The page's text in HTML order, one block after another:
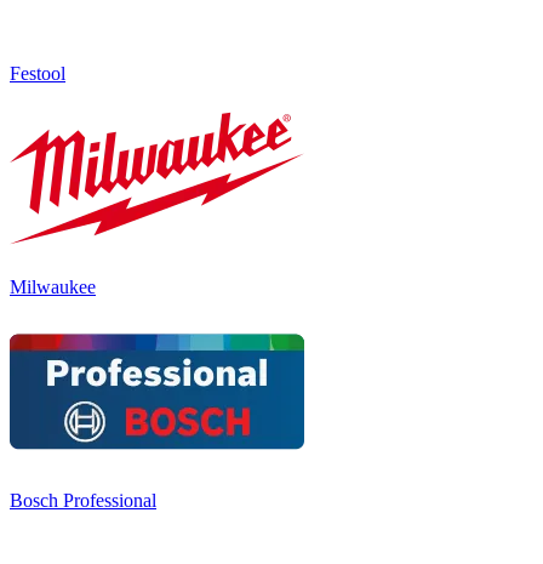
Festool
Milwaukee
Bosch Professional